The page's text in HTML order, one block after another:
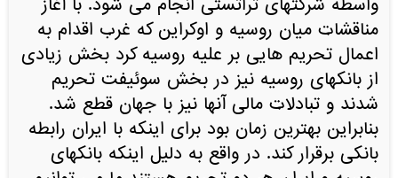
واسطه شرکتهای تراتستی انجام می شود. با آغاز
مناقشات میان روسیه و اوکراین که غرب اقدام به
اعمال تحریم هایی بر علیه روسیه کرد بخش زیادی
از بانکهای روسیه نیز در بخش سوئیفت تحریم
شدند و تبادلات مالی آنها نیز با جهان قطع شد.
بنابراین بهترین زمان بود برای اینکه با ایران رابطه
بانکی برقرار کند. در واقع به دلیل اینکه بانکهای